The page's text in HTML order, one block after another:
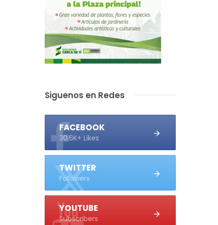
Siguenos en Redes
FACEBOOK
30.6K+ Likes
TWITTER
Followers
YOUTUBE
Subscribers